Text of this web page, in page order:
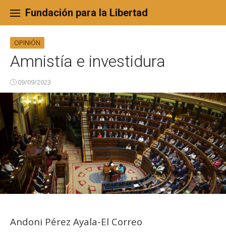
content
Fundación para la Libertad
OPINIÓN
Amnistía e investidura
09/09/2023
Andoni Pérez Ayala-El Correo